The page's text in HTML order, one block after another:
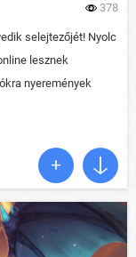
378
selejtezőjét! Nyolc
lesznek
nyeremények